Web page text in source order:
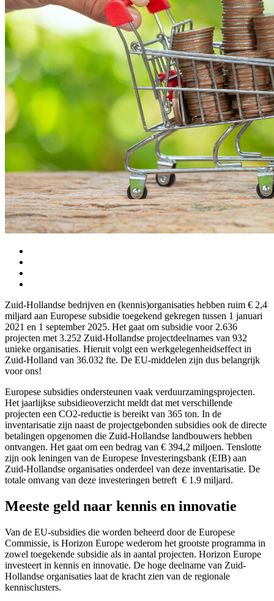
Zuid-Hollandse bedrijven en (kennis)organisaties hebben ruim € 2,4
miljard aan Europese subsidie toegekend gekregen tussen 1 januari
2021 en 1 september 2025. Het gaat om subsidie voor 2.636
projecten met 3.252 Zuid-Hollandse projectdeelnames van 932
unieke organisaties. Hieruit volgt een werkgelegenheidseffect in
Zuid-Holland van 36.032 fte. De EU-middelen zijn dus belangrijk
voor ons!
Europese subsidies ondersteunen vaak verduurzamingsprojecten.
Het jaarlijkse subsidieoverzicht meldt dat met verschillende
projecten een CO2-reductie is bereikt van 365 ton. In de
inventarisatie zijn naast de projectgebonden subsidies ook de directe
betalingen opgenomen die Zuid-Hollandse landbouwers hebben
ontvangen. Het gaat om een bedrag van € 394,2 miljoen. Tenslotte
zijn ook leningen van de Europese Investeringsbank (EIB) aan
Zuid-Hollandse organisaties onderdeel van deze inventarisatie. De
totale omvang van deze investeringen betreft € 1.9 miljard.
Meeste geld naar kennis en innovatie
Van de EU-subsidies die worden beheerd door de Europese
Commissie, is Horizon Europe wederom het grootste programma in
zowel toegekende subsidie als in aantal projecten. Horizon Europe
investeert in kennis en innovatie. De hoge deelname van Zuid-
Hollandse organisaties laat de kracht zien van de regionale
kennisclusters.